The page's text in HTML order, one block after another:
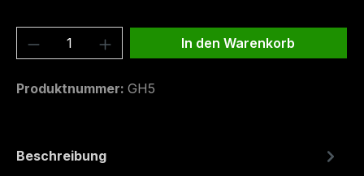
Produkt Anzahl: Gib denIn den Warenkorb
Produktnummer: GH5
Beschreibung